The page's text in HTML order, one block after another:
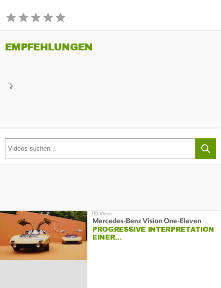
EMPFEHLUNGEN
Mercedes-Benz Vision One-Eleven
PROGRESSIVE INTERPRETATION
EINER…